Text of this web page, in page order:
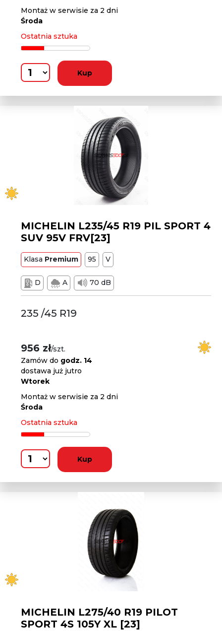
Montaż w serwisie za 2 dni
Środa
Ostatnia sztuka
Kup
MICHELIN L235/45 R19 PIL SPORT 4
SUV 95V FRV[23]
Klasa Premium 95 V
D A 70 dB
235 /45 R19
956 zł/szt.
Zamów do godz. 14
dostawa już jutro
Wtorek
Montaż w serwisie za 2 dni
Środa
Ostatnia sztuka
Kup
MICHELIN L275/40 R19 PILOT
SPORT 4S 105Y XL [23]